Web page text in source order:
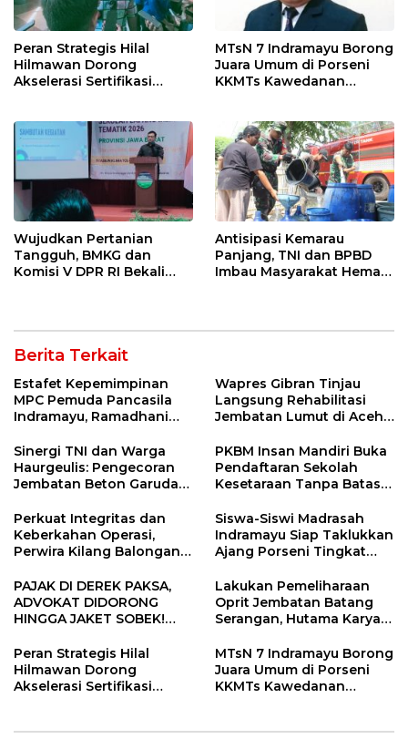
Peran Strategis Hilal
Hilmawan Dorong
Akselerasi Sertifikasi
Indramayu
MTsN 7 Indramayu Borong
Juara Umum di Porseni
KKMTs Kawedanan
Wujudkan Pertanian
Tangguh, BMKG dan
Komisi V DPR RI Bekali
Antisipasi Kemarau
Panjang, TNI dan BPBD
Imbau Masyarakat Hemat
Berita Terkait
Estafet Kepemimpinan
MPC Pemuda Pancasila
Indramayu, Ramadhani
Pimpin Organisasi Lewat
Muscablub
Wapres Gibran Tinjau
Langsung Rehabilitasi
Jembatan Lumut di Aceh
Konektivitas Pulih Cepat
Sinergi TNI dan Warga
Haurgeulis: Pengecoran
Jembatan Beton Garuda
PKBM Insan Mandiri Buka
Pendaftaran Sekolah
Kesetaraan Tanpa Batas
Perkuat Integritas dan
Keberkahan Operasi,
Perwira Kilang Balongan
Siswa-Siswi Madrasah
Indramayu Siap Taklukkan
Ajang Porseni Tingkat
PAJAK DI DEREK PAKSA,
ADVOKAT DIDORONG
HINGGA JAKET SOBEK!
Ngamuk Kepung Polresta
Pekanbaru!
Lakukan Pemeliharaan
Oprit Jembatan Batang
Serangan, Hutama Karya
55 Tol Binjai–Langsa
Peran Strategis Hilal
Hilmawan Dorong
Akselerasi Sertifikasi
Indramayu
MTsN 7 Indramayu Borong
Juara Umum di Porseni
KKMTs Kawedanan